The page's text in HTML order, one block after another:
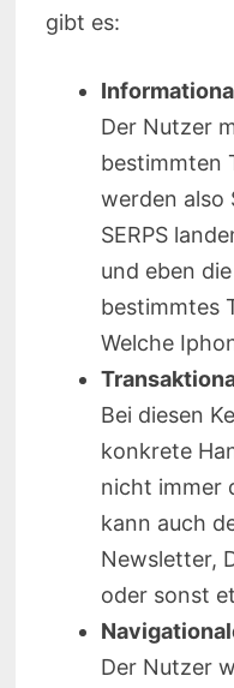
gibt es:
Der Nutzer
bestimmten
werden also
SERPS
und eben
bestimmtes
Welche
Bei diesen
konkrete
nicht immer
kann auch
Newsletter,
oder sonst
Der Nutzer